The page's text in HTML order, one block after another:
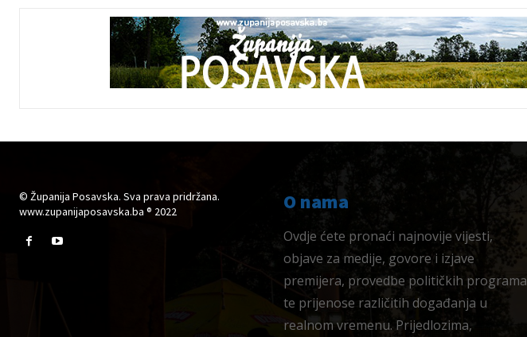
© Županija Posavska. Sva prava pridržana.
www.zupanijaposavska.ba ® 2022
O nama
Ovdje ćete pronaći najnovije vijesti,
objave za medije, govore i izjave
premijera, provedbe političkih programa
te prijenose različitih događanja u
realnom vremenu. Prijedlozima,